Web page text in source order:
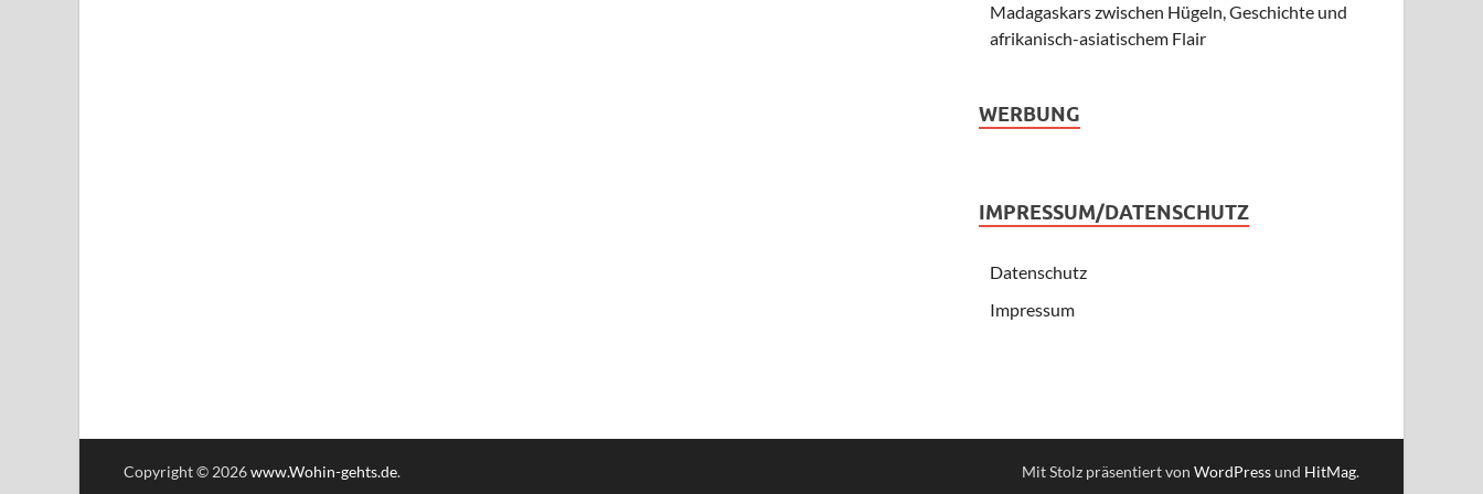
Madagaskars zwischen Hügeln, Geschichte und
afrikanisch-asiatischem Flair
WERBUNG
IMPRESSUM/DATENSCHUTZ
Datenschutz
Impressum
Copyright © 2026www.Wohin-gehts.de. Mit Stolz präsentiert von WordPressund HitMag.